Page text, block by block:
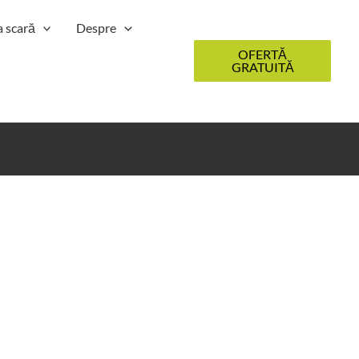
scară
Despre
OFERTĂ
GRATUITĂ